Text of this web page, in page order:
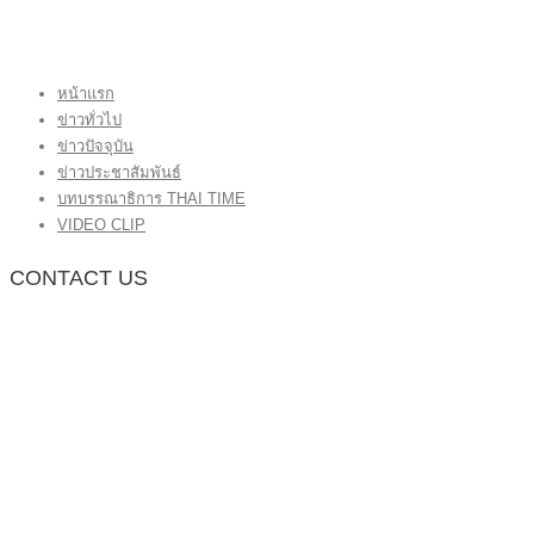
หน้าแรก
ข่าวทั่วไป
ข่าวปัจจุบัน
ข่าวประชาสัมพันธ์
บทบรรณาธิการ THAI TIME
VIDEO CLIP
CONTACT US